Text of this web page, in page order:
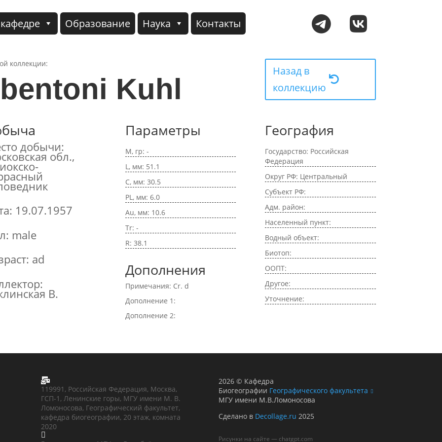
Образование Наука Контакты
коллекции:
Kuhl
Назад в
коллекцию
добычи:
обл.,
19.07.1957
male
ad
В.
Параметры
M, гр: -
L, мм: 51.1
C, мм: 30.5
PL, мм: 6.0
Au, мм: 10.6
Tr: -
R: 38.1
Дополнения
Примечания: Cr. d
Дополнение 1:
Дополнение 2:
География
Государство: Российская
Федерация
Округ РФ: Центральный
Субъект РФ:
Адм. район:
Населенный пункт:
Водный объект:
Биотоп:
ООПТ:
Другое:
Уточнение:

119991, Российская Федерация, Москва,
ГСП-1, Ленинские горы, МГУ имени М. В.
Ломоносова, Географический факультет,
кафедра биогеографии, 20 этаж, комната
2020

2026 © Кафедра
Биогеографии Географического факультета
МГУ имени М.В.Ломоносова
Сделано в Decollage.ru 2025
Рисунки на сайте — chatgpt.com